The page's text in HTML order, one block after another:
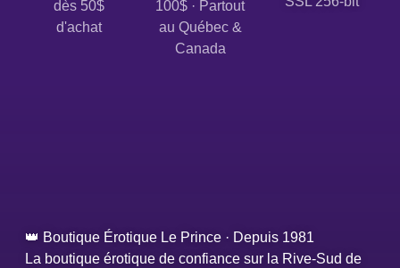
dès 50$
d'achat
100$ · Partout
au Québec &
Canada
👑 Boutique Érotique Le Prince · Depuis 1981
La boutique érotique de confiance sur la Rive-Sud de